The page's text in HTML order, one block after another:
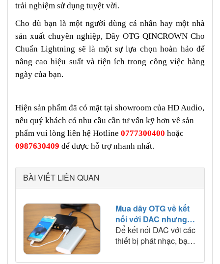
trải nghiệm sử dụng tuyệt vời.
Cho dù bạn là một người dùng cá nhân hay một nhà
sản xuất chuyên nghiệp, Dây OTG QINCROWN Cho
Chuẩn Lightning sẽ là một sự lựa chọn hoàn hảo để
nâng cao hiệu suất và tiện ích trong công việc hàng
ngày của bạn.
Hiện sản phẩm đã có mặt tại showroom của HD Audio,
nếu quý khách có nhu cầu cần tư vấn kỹ hơn về sản
phẩm vui lòng liên hệ Hotline 0777300400 hoặc
0987630409 để được hỗ trợ nhanh nhất.
BÀI VIẾT LIÊN QUAN
Mua dây OTG về kết
nối với DAC nhưng
không ra tiếng -
Nguyên nhân và cách
Để kết nối DAC với các
thiết bị phát nhạc, bạn